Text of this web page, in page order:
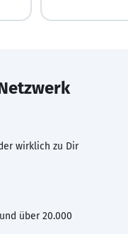
wirklich zu Dir
über 20.000